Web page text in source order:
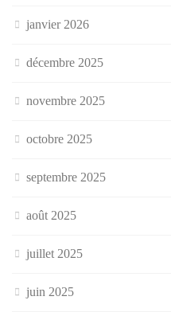
janvier 2026
décembre 2025
novembre 2025
octobre 2025
septembre 2025
août 2025
juillet 2025
juin 2025